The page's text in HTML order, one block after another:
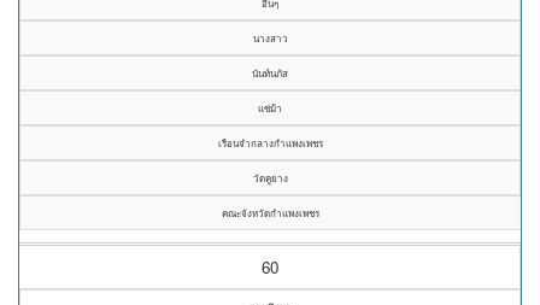
อื่นๆ
นางสาว
นันท์นภัส
แซ่ม้า
เรือนจำกลางกำแพงเพชร
วัดคูยาง
คณะจังหวัดกำแพงเพชร
60